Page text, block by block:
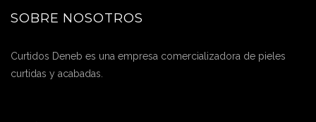
SOBRE NOSOTROS
Curtidos Deneb es una empresa comercializadora de pieles
curtidas y acabadas.